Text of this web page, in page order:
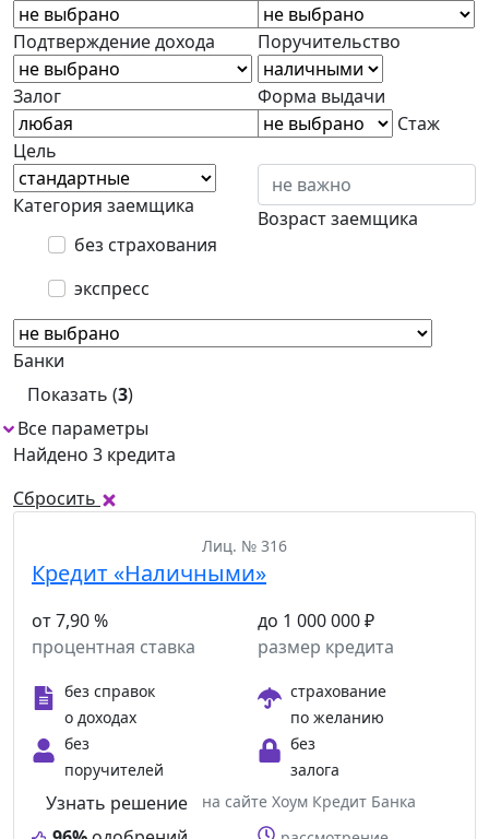
Подтверждение дохода Поручительство
Залог Форма выдачи
Цель
Стаж
Категория заемщика
Возраст заемщика
без страхования
экспресс
Банки
Показать (3)
Все параметры
Найдено 3 кредита
Сбросить
Лиц. № 316
Кредит «Наличными»
от 7,90 %
процентная ставка
до 1 000 000 ₽
размер кредита
без справок
о доходах
страхование
по желанию
без
поручителей
без
залога
Узнать решение
на сайте Хоум Кредит Банка